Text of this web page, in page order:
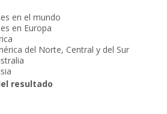
en el mundo
en Europa
del Norte, Central y del Sur
resultado